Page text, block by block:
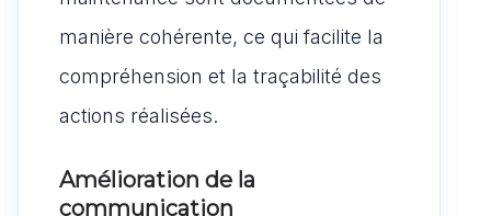
manière cohérente, ce qui facilite la
compréhension et la traçabilité des
actions réalisées.
Amélioration de la
communication